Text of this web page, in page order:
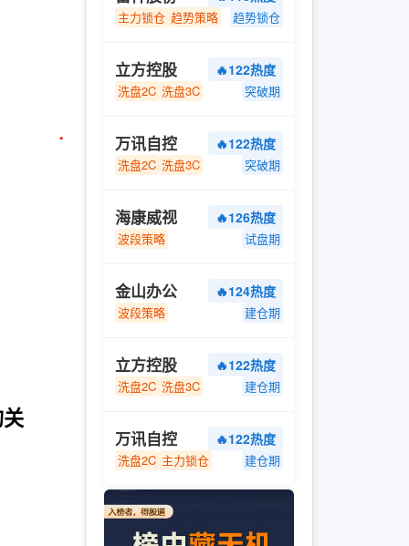
主力锁仓 趋势策略 趋势锁仓
立方控股 🔥122热度
洗盘2C 洗盘3C 突破期
万讯自控 🔥122热度
洗盘2C 洗盘3C 突破期
海康威视 🔥126热度
波段策略 试盘期
金山办公 🔥124热度
波段策略 建仓期
立方控股 🔥122热度
洗盘2C 洗盘3C 建仓期
万讯自控 🔥122热度
洗盘2C 主力锁仓 建仓期